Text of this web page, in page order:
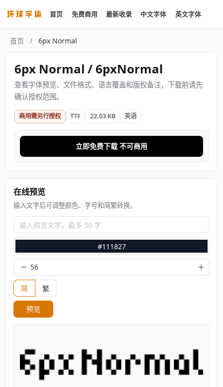
首页 免费商用 最新收录 中文字体 英文字体
首页 / 6px Normal
6px Normal / 6pxNormal
查看字体预览、文件格式、语言覆盖和版权备注，下载前请先
确认授权范围。
商用需另行授权 TTF 22.03 KB 英语
立即免费下载 不可商用
在线预览
输入文字后可调整颜色、字号和简繁转换。
输入预览文字，最多 30 字
#111827
简 繁
预览